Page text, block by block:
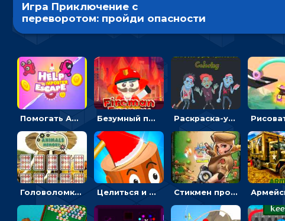
Игра Приключение с
переворотом: пройди опасности
и покори финиш
Помогать Амонг Ас бежать из комнаты через преграды - приключения Безумный пожарный: направлять шланг, чтобы тушить горящие бревна Раскраска-ужастик: разукрась зомби и скелетов
Головоломка с животными: переворачивать карточки, чтобы находить пару Целиться и метать топор в 3D мишени Стикмен против Зомби: стрелять в зомби и развивать воина